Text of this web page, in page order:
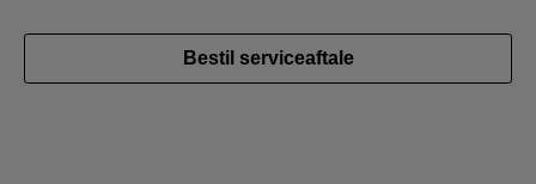
Bestil serviceaftale